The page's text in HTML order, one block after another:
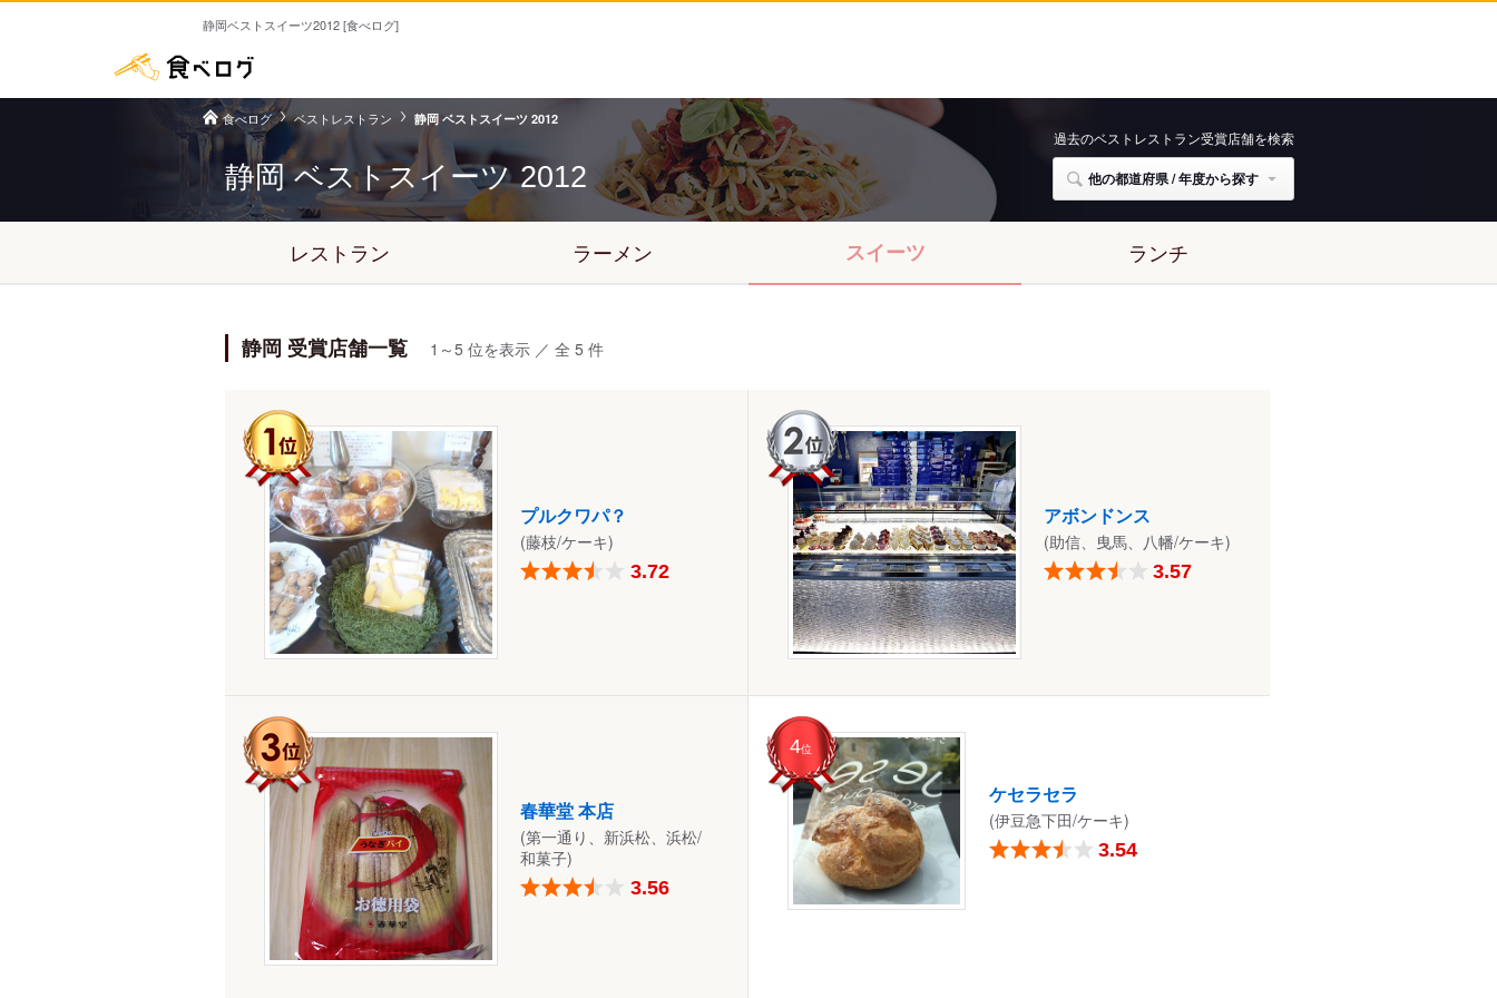
静岡ベストスイーツ2012 [食べログ]
食べログ ベストレストラン 静岡 ベストスイーツ 2012
静岡 ベストスイーツ2012
過去のベストレストラン受賞店舗を検索
他の都道府県 / 年度から探す
レストラン ラーメン スイーツ ランチ
静岡 受賞店舗一覧 1～5 位を表示 ／ 全 5 件
プルクワパ？
(藤枝/ケーキ)
3.72
アボンドンス
(助信、曳馬、八幡/ケーキ)
3.57
春華堂 本店
(第一通り、新浜松、浜松/
和菓子)
3.56
4位
ケセラセラ
(伊豆急下田/ケーキ)
3.54